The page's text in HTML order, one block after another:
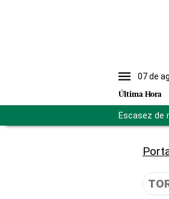
07 de
Última Hora
Escasez de